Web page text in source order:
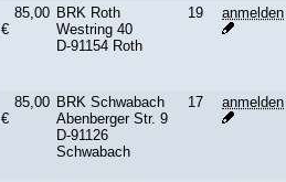
85,00
€
BRK Roth
Westring 40
D-91154 Roth
19 anmelden
85,00
€
BRK Schwabach
Abenberger Str. 9
D-91126
Schwabach
17 anmelden